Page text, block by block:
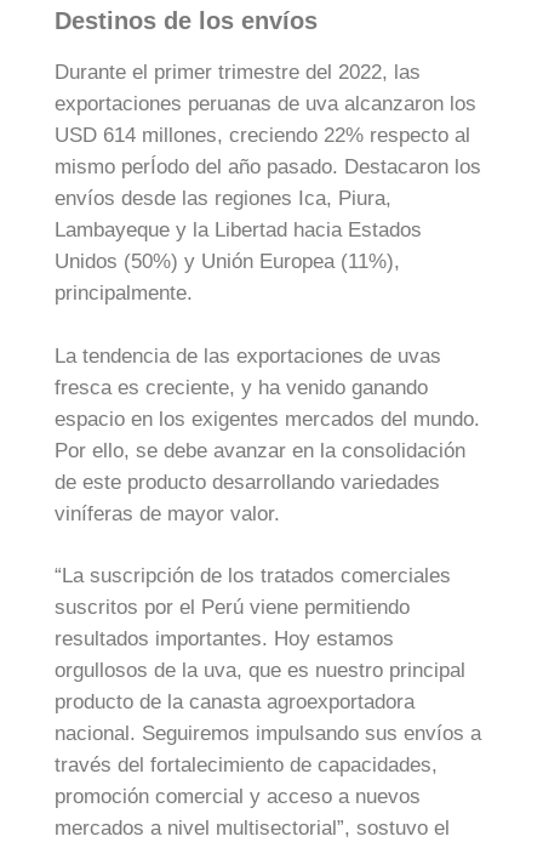
Destinos de los envíos
Durante el primer trimestre del 2022, las
exportaciones peruanas de uva alcanzaron los
USD 614 millones, creciendo 22% respecto al
mismo perÍodo del año pasado. Destacaron los
envíos desde las regiones Ica, Piura,
Lambayeque y la Libertad hacia Estados
Unidos (50%) y Unión Europea (11%),
principalmente.
La tendencia de las exportaciones de uvas
fresca es creciente, y ha venido ganando
espacio en los exigentes mercados del mundo.
Por ello, se debe avanzar en la consolidación
de este producto desarrollando variedades
viníferas de mayor valor.
“La suscripción de los tratados comerciales
suscritos por el Perú viene permitiendo
resultados importantes. Hoy estamos
orgullosos de la uva, que es nuestro principal
producto de la canasta agroexportadora
nacional. Seguiremos impulsando sus envíos a
través del fortalecimiento de capacidades,
promoción comercial y acceso a nuevos
mercados a nivel multisectorial”, sostuvo el